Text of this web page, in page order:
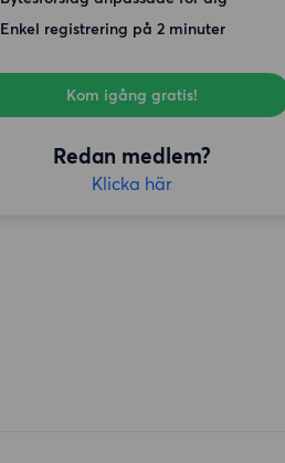
Enkel registrering på 2 minuter
Kom igång gratis!
Redan medlem?
Klicka här